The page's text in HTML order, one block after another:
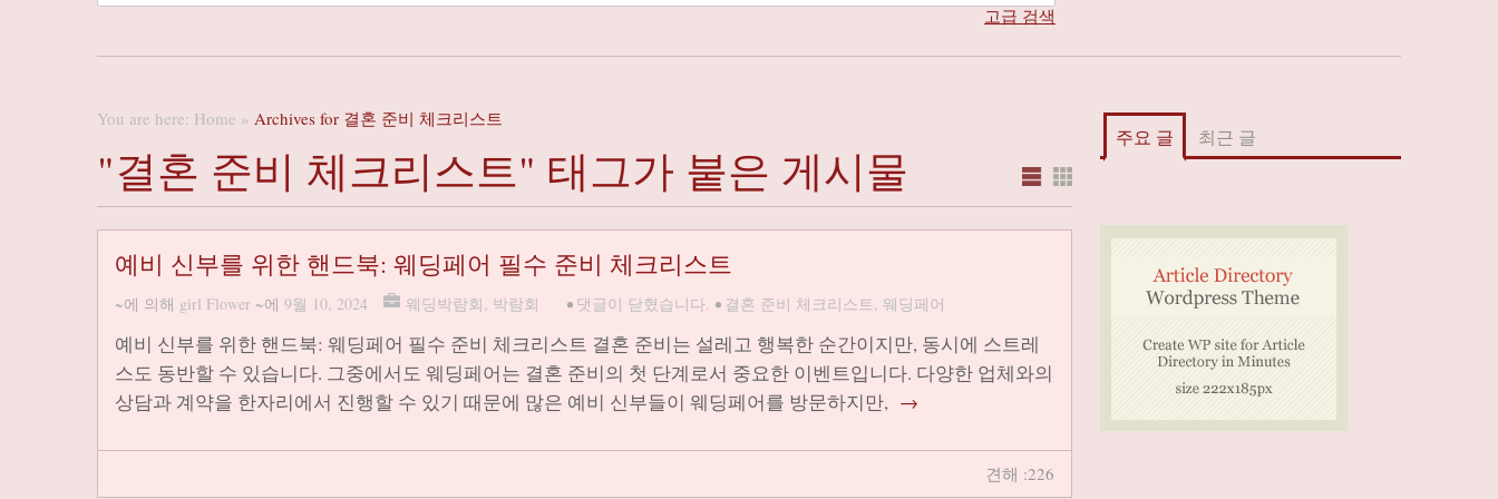
고급 검색
You are here: Home » Archives for 결혼 준비 체크리스트
"결혼 준비 체크리스트" 태그가 붙은 게시물
예비 신부를 위한 핸드북: 웨딩페어 필수 준비 체크리스트
~에 의해 girl Flower ~에 9월 10, 2024 웨딩박람회, 박람회 • 댓글이 닫혔습니다. • 결혼 준비 체크리스트, 웨딩페어
예비 신부를 위한 핸드북: 웨딩페어 필수 준비 체크리스트 결혼 준비는 설레고 행복한 순간이지만, 동시에 스트레
스도 동반할 수 있습니다. 그중에서도 웨딩페어는 결혼 준비의 첫 단계로서 중요한 이벤트입니다. 다양한 업체와의
상담과 계약을 한자리에서 진행할 수 있기 때문에 많은 예비 신부들이 웨딩페어를 방문하지만, →
견해 :226
주요 글 최근 글